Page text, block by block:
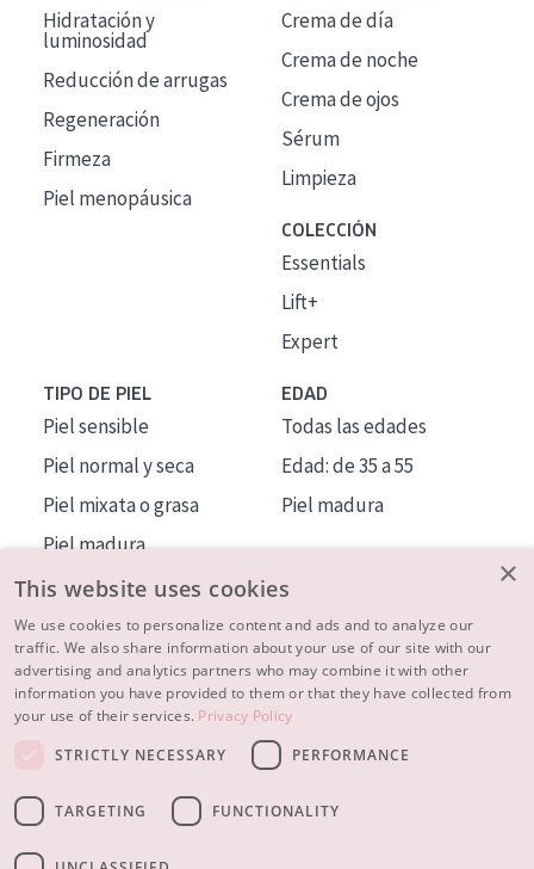
Hidratación y
luminosidad
Reducción de arrugas
Regeneración
Firmeza
Piel menopáusica
Crema de día
Crema de noche
Crema de ojos
Sérum
Limpieza
COLECCIÓN
Essentials
Lift+
Expert
TIPO DE PIEL
Piel sensible
Piel normal y seca
Piel mixata o grasa
Piel madura
Piel expuesta al sol
Piel menopáusica
EDAD
Todas las edades
Edad: de 35 a 55
Piel madura
MÁS SOBRE NOSOTROS
INSPIRACIÓN
CONTACTO
© 2023 - 2026 Diadermine
×
This website uses cookies
We use cookies to personalize content and ads and to analyze our
traffic. We also share information about your use of our site with our
advertising and analytics partners who may combine it with other
information you have provided to them or that they have collected from
your use of their services. Privacy Policy
STRICTLY NECESSARY
PERFORMANCE
TARGETING FUNCTIONALITY